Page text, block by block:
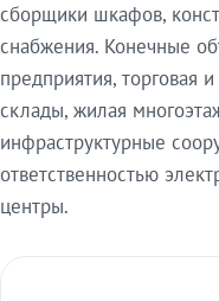
сборщики шкафов,
снабжения. Конечные
предприятия, торговая
склады, жилая
инфраструктурные
ответственностью
центры.